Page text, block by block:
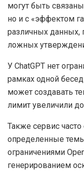
могут быть
но и с «эффектом
различных
ложных
У ChatGPT нет
рамках одной
может создавать
лимит увеличили
Также сервис
определенные
ограничениями
генерированием